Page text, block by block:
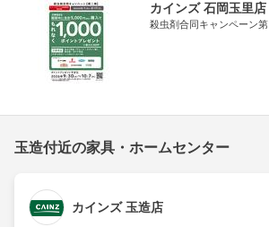
カインズ 石岡玉里店
殺虫剤合同キャンペーン
玉造付近の家具・ホームセンター
カインズ 玉造店